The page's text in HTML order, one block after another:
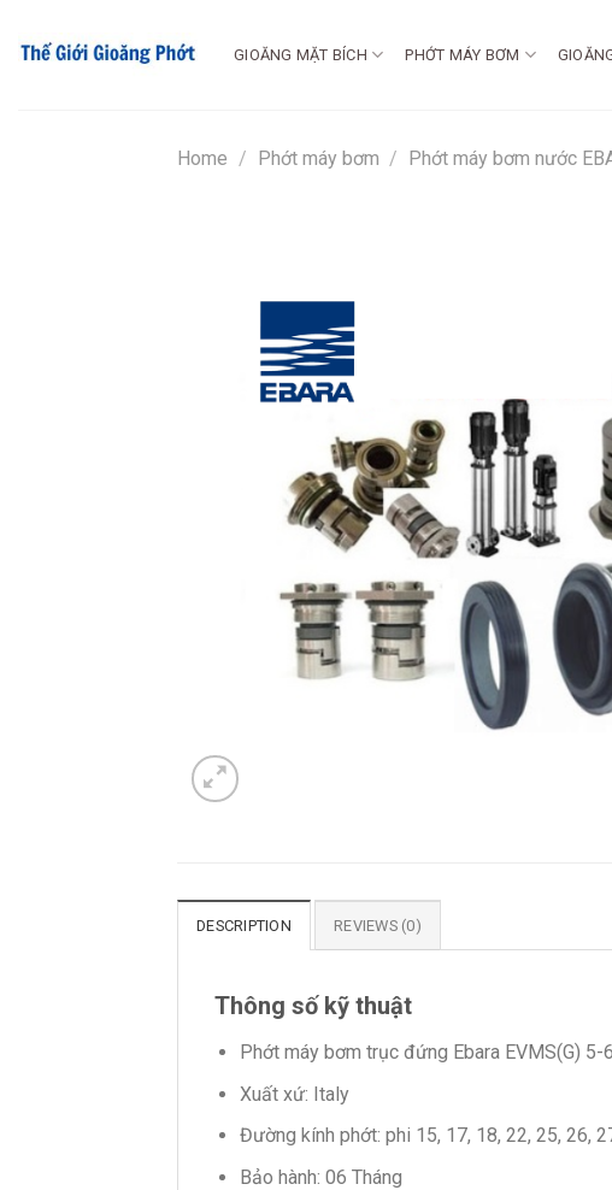
đến
GIOĂNG MẶT BÍCH PHỚT MÁY BƠM
Home / Phớt máy bơm / Phớt máy bơm nước
DESCRIPTION REVIEWS (0)
Thông số kỹ thuật
Phớt máy bơm trục đứng Ebara EVMS(G)
Xuất xứ: Italy
Đường kính phớt: phi 15, 17, 18, 22, 25, 26,
Bảo hành: 06 Tháng